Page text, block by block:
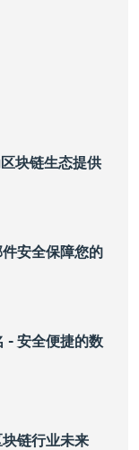
块链生态提供
安全保障您的
- 安全便捷的数
链行业未来